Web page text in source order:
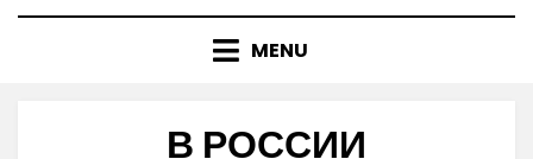
MENU
В РОССИИ